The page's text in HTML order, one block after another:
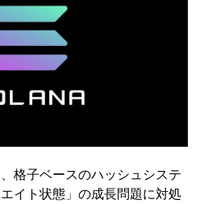
格子ベースのハッシュシステ
イト状態」の成長問題に対処